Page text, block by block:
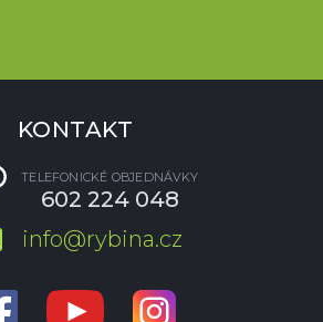
KONTAKT
TELEFONICKÉ OBJEDNÁVKY
602 224 048
info@rybina.cz